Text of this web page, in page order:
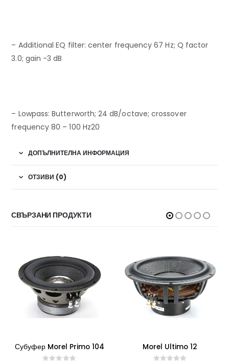
– Additional EQ filter: center frequency 67 Hz; Q factor
3.0; gain -3 dB
– Lowpass: Butterworth; 24 dB/octave; crossover
frequency 80 – 100 Hz20
ДОПЪЛНИТЕЛНА ИНФОРМАЦИЯ
ОТЗИВИ (0)
СВЪРЗАНИ ПРОДУКТИ
Субуфер Morel Primo 104 Morel Ultimo 12